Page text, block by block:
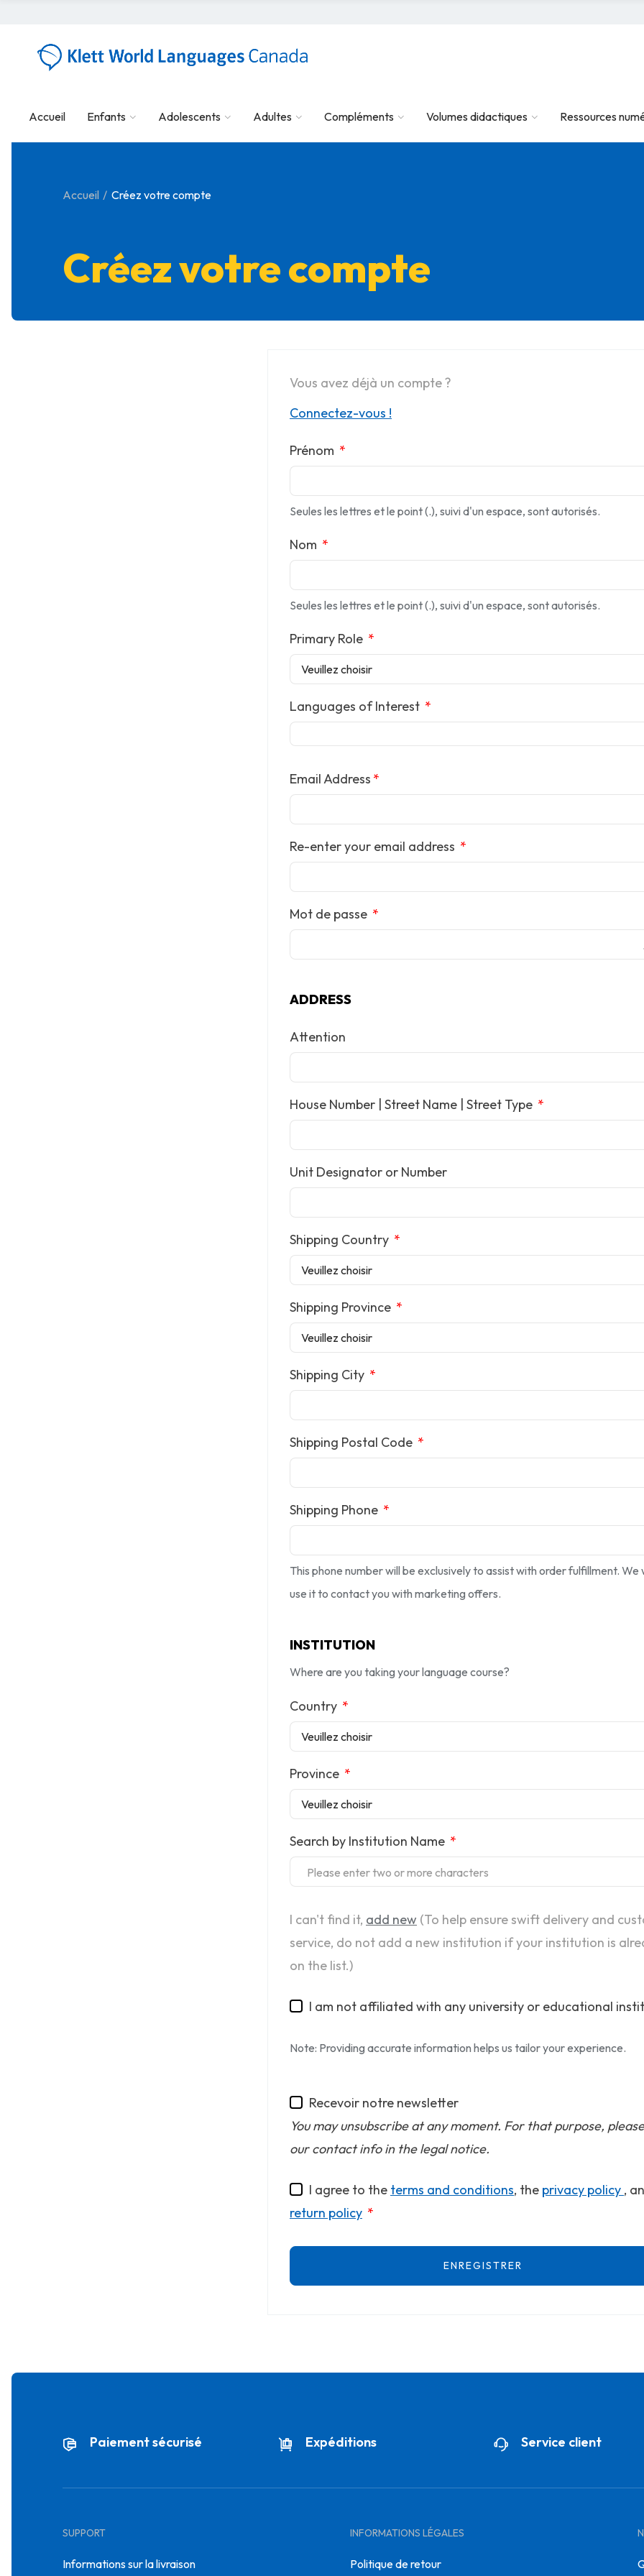
Accueil Enfants Adolescents Adultes Compléments Volumes didactiques Ressources
Accueil Créez votre compte
Créez votre compte
Vous avez déjà un compte ?
Connectez-vous !
Prénom
Seules les lettres et le point (.), suivi d'un espace, sont autorisés.
Nom
Seules les lettres et le point (.), suivi d'un espace, sont autorisés.
Primary Role
Languages of Interest
Email Address
Re-enter your email address
Mot de passe
ADDRESS
Attention
House Number | Street Name | Street Type
Unit Designator or Number
Shipping Country
Shipping Province
Shipping City
Shipping Postal Code
Shipping Phone
This phone number will be exclusively to assist with order fulfillment. We
use it to contact you with marketing offers.
INSTITUTION
Where are you taking your language course?
Country
Province
Search by Institution Name
Please enter two or more characters
I can't find it, add new (To help ensure swift delivery and
service, do not add a new institution if your institution is
on the list.)
I am not affiliated with any university or educational
Note: Providing accurate information helps us tailor your experience.
Recevoir notre newsletter
You may unsubscribe at any moment. For that purpose,
our contact info in the legal notice.
I agree to the terms and conditions, the privacy policy ,
return policy
ENREGISTRER
Paiement sécurisé Expéditions Service client
SUPPORT
Informations sur la livraison
INFORMATIONS LÉGALES
Politique de retour